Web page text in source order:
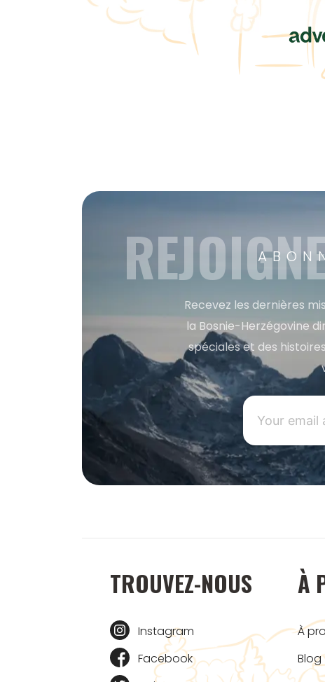
Recevez les dernières
la Bosnie-Herzégovine
spéciales et des
TROUVEZ-NOUS
Instagram
Facebook
À
À
Blog